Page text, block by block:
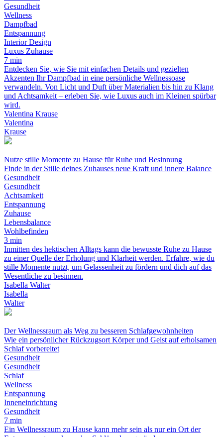
Gesundheit
Wellness
Dampfbad
Entspannung
Interior Design
Luxus Zuhause
7 min
Entdecken Sie, wie Sie mit einfachen Details und gezielten
Akzenten Ihr Dampfbad in eine persönliche Wellnessoase
verwandeln. Von Licht und Duft über Materialien bis hin zu Klang
und Achtsamkeit – erleben Sie, wie Luxus auch im Kleinen spürbar
wird.
Valentina Krause
Valentina
Krause
Nutze stille Momente zu Hause für Ruhe und Besinnung
Finde in der Stille deines Zuhauses neue Kraft und innere Balance
Gesundheit
Gesundheit
Achtsamkeit
Entspannung
Zuhause
Lebensbalance
Wohlbefinden
3 min
Inmitten des hektischen Alltags kann die bewusste Ruhe zu Hause
zu einer Quelle der Erholung und Klarheit werden. Erfahre, wie du
stille Momente nutzt, um Gelassenheit zu fördern und dich auf das
Wesentliche zu besinnen.
Isabella Walter
Isabella
Walter
Der Wellnessraum als Weg zu besseren Schlafgewohnheiten
Wie ein persönlicher Rückzugsort Körper und Geist auf erholsamen
Schlaf vorbereitet
Gesundheit
Gesundheit
Schlaf
Wellness
Entspannung
Inneneinrichtung
Gesundheit
7 min
Ein Wellnessraum zu Hause kann mehr sein als nur ein Ort der